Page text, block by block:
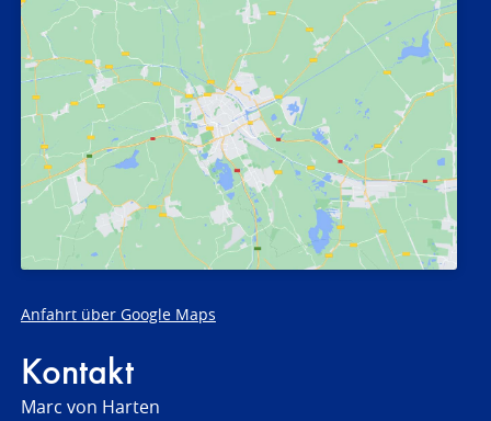
Anfahrt über Google Maps
Kontakt
Marc von Harten